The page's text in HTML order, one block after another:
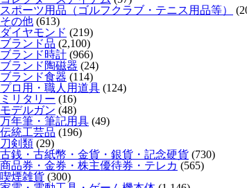
スポーツ用品（ゴルフクラブ・テニス用品等）
その他 (613)
ダイヤモンド (219)
ブランド品 (2,100)
ブランド時計 (966)
ブランド陶磁器 (24)
ブランド食器 (114)
プロ用・職人用道具 (124)
ミリタリー (16)
モデルガン (48)
万年筆・筆記用具 (49)
伝統工芸品 (196)
刀剣類 (29)
古銭・古紙幣・金貨・銀貨・記念硬貨 (730)
商品券・金券・株主優待券・テレカ (565)
喫煙雑貨 (300)